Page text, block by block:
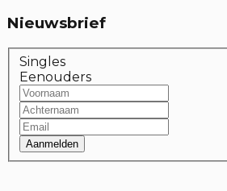
Nieuwsbrief
Singles
Eenouders
Aanmelden